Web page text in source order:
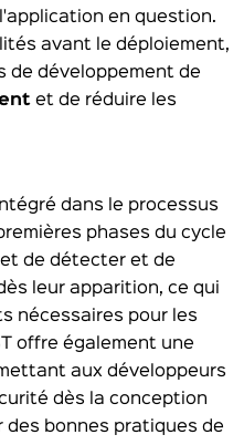
en question.
avant le déploiement,
de développement de
et de réduire les
dans le processus
phases du cycle
de détecter et de
leur apparition, ce qui
nécessaires pour les
offre également une
aux développeurs
dès la conception
bonnes pratiques de